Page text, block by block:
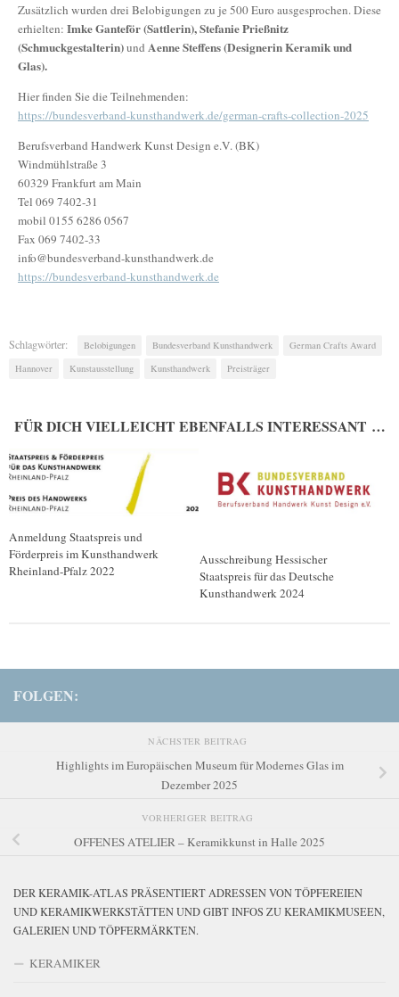
Zusätzlich wurden drei Belobigungen zu je 500 Euro ausgesprochen. Diese
erhielten: Imke Ganteför (Sattlerin), Stefanie Prießnitz
(Schmuckgestalterin)und Aenne Steffens (Designerin Keramik und
Glas).
Hier finden Sie die Teilnehmenden:
https://bundesverband-kunsthandwerk.de/german-crafts-collection-2025
Berufsverband Handwerk Kunst Design e.V. (BK)
Windmühlstraße 3
60329 Frankfurt am Main
Tel 069 7402-31
mobil 0155 6286 0567
Fax 069 7402-33
info@bundesverband-kunsthandwerk.de
https://bundesverband-kunsthandwerk.de
Schlagwörter: Belobigungen Bundesverband Kunsthandwerk
German Crafts Award
Hannover
Kunstausstellung Kunsthandwerk Preisträger
FÜR DICH VIELLEICHT EBENFALLS INTERESSANT …
Anmeldung Staatspreis und
Förderpreis im Kunsthandwerk
Rheinland-Pfalz 2022
Ausschreibung Hessischer
Staatspreis für das Deutsche
Kunsthandwerk 2024
FOLGEN:
NÄCHSTER BEITRAG
Highlights im Europäischen Museum für Modernes Glas im
Dezember 2025
VORHERIGER BEITRAG
OFFENES ATELIER – Keramikkunst in Halle 2025
DER KERAMIK-ATLAS PRÄSENTIERT ADRESSEN VON TÖPFEREIEN
UND KERAMIKWERKSTÄTTEN UND GIBT INFOS ZU KERAMIKMUSEEN,
GALERIEN UND TÖPFERMÄRKTEN.
KERAMIKER